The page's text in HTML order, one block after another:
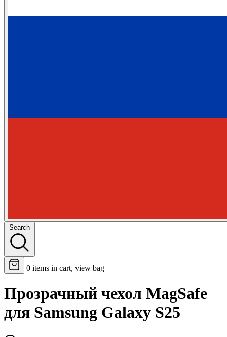
Search
0 items in cart, view bag
Прозрачный чехол MagSafe
для Samsung Galaxy S25